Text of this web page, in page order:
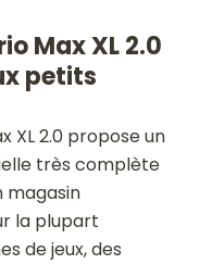
Max XL 2.0
petits
XL 2.0 propose un
très complète
magasin
la plupart
de jeux, des